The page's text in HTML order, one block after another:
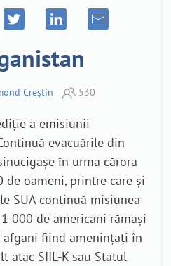
Creștin 530
a emisiunii
evacuările din
în urma cărora
oameni, printre care și
SUA continuă misiunea
000 de americani rămași
fiind amenințați în
atac SIIL-K sau Statul